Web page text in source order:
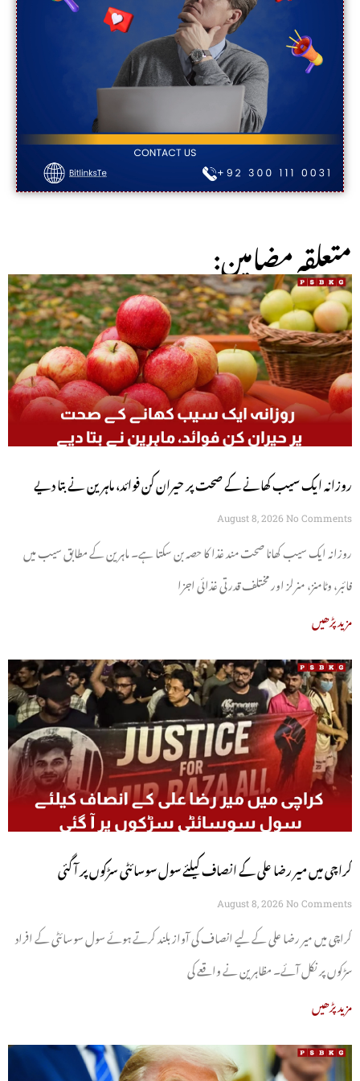
:متعلقہ مضامین
روزانہ ایک سیب کھانے کے صحت پر حیران کن فوائد، ماہرین نے بتا دیے
August 8, 2026 No Comments
روزانہ ایک سیب کھانا صحت مند غذا کا حصہ بن سکتا ہے۔ ماہرین کے مطابق سیب میں
فائبر، وٹامنز، منرلز اور مختلف قدرتی غذائی اجزا
مزید پڑھیں
کراچی میں میر رضا علی کے انصاف کیلئے سول سوسائٹی سڑکوں پر آ گئی
August 8, 2026 No Comments
کراچی میں میر رضا علی کے لیے انصاف کی آواز بلند کرتے ہوئے سول سوسائٹی کے افراد
سڑکوں پر نکل آئے۔ مظاہرین نے واقعے کی
مزید پڑھیں